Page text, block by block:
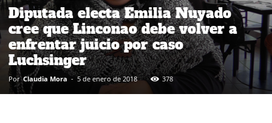
Diputada electa Emilia Nuyado
cree que Linconao debe volver a
enfrentar juicio por caso
Luchsinger
Por Claudia Mora - 5 de enero de 2018 378